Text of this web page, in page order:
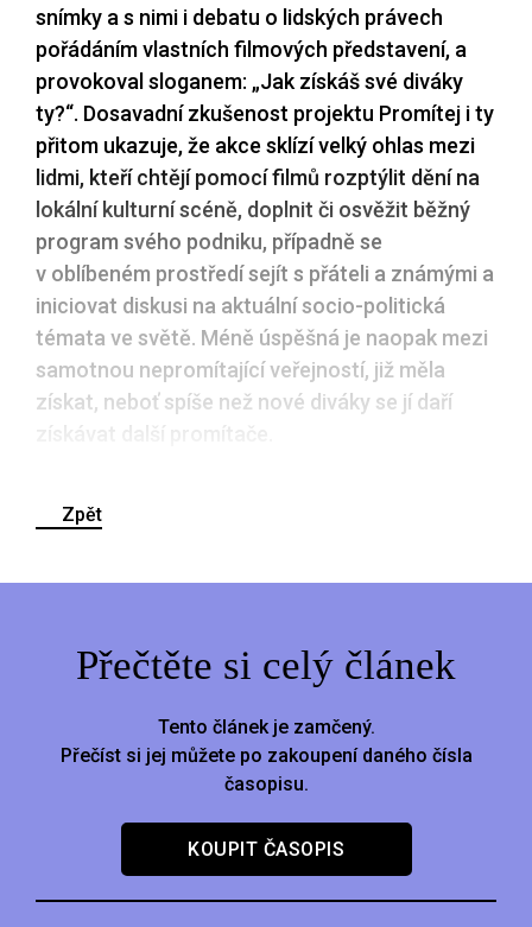
snímky a s nimi i debatu o lidských právech
pořádáním vlastních filmových představení, a
provokoval sloganem: „Jak získáš své diváky
ty?“. Dosavadní zkušenost projektu Promítej i ty
přitom ukazuje, že akce sklízí velký ohlas mezi
lidmi, kteří chtějí pomocí filmů rozptýlit dění na
lokální kulturní scéně, doplnit či osvěžit běžný
program svého podniku, případně se
v oblíbeném prostředí sejít s přáteli a známými a
iniciovat diskusi na aktuální socio-politická
témata ve světě. Méně úspěšná je naopak mezi
samotnou nepromítající veřejností, již měla
získat, neboť spíše než nové diváky se jí daří
Zpět
Přečtěte si celý článek
Tento článek je zamčený.
Přečíst si jej můžete po zakoupení daného čísla
časopisu.
KOUPIT ČASOPIS